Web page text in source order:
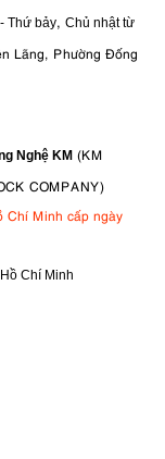
Thứ bảy, Chủ nhật từ
Lãng, Phường Đống
Nghệ KM (KM
COMPANY)
Chí Minh cấp ngày
Chí Minh